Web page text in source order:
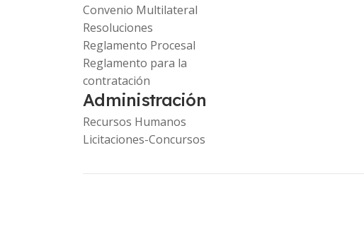
Convenio Multilateral
Resoluciones
Reglamento Procesal
Reglamento para la
contratación
Administración
Recursos Humanos
Licitaciones-Concursos